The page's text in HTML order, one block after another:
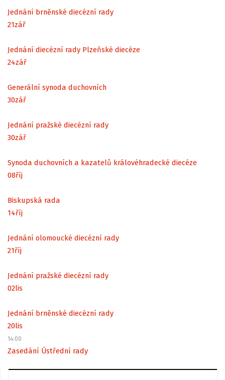
Jednání brněnské diecézní rady
21zář
Jednání diecézní rady Plzeňské diecéze
24zář
Generální synoda duchovních
30zář
Jednání pražské diecézní rady
30zář
Synoda duchovních a kazatelů královéhradecké diecéze
08říj
Biskupská rada
14říj
Jednání olomoucké diecézní rady
21říj
Jednání pražské diecézní rady
02lis
Jednání brněnské diecézní rady
20lis
14:00
Zasedání Ústřední rady